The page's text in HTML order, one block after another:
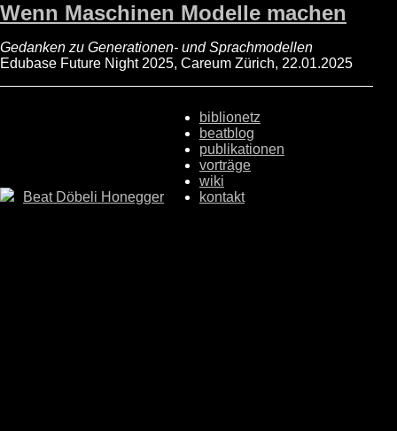
Wenn Maschinen Modelle machen
Gedanken zu Generationen- und Sprachmodellen
Edubase Future Night 2025, Careum Zürich, 22.01.2025
Beat Döbeli Honegger
biblionetz
beatblog
publikationen
vorträge
wiki
kontakt